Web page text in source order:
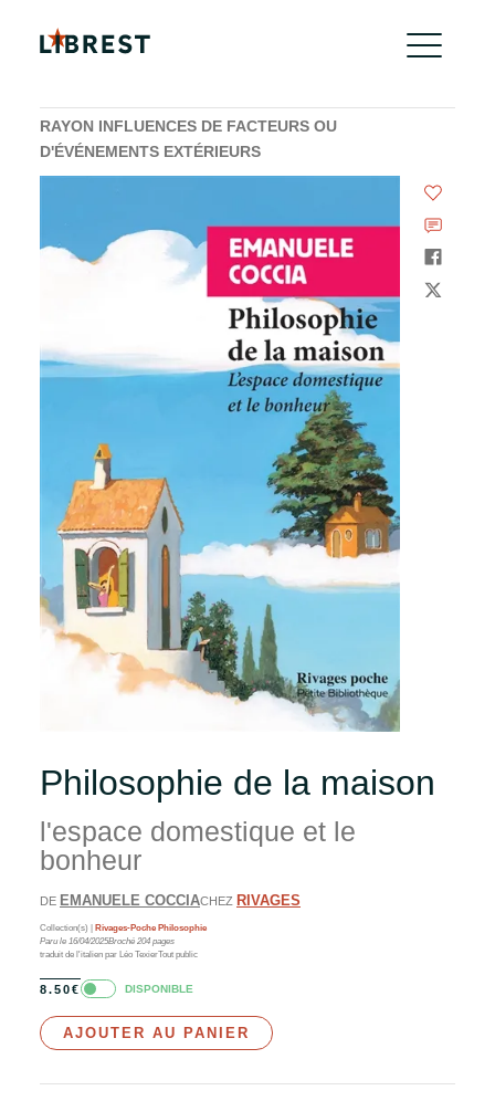
RAYON INFLUENCES DE FACTEURS OU
D'ÉVÉNEMENTS EXTÉRIEURS
Philosophie de la maison
l'espace domestique et le
bonheur
DE EMANUELE COCCIACHEZ RIVAGES
Collection(s) | Rivages-Poche Philosophie
Paru le 16/04/2025Broché 204 pages
traduit de l'italien par Léo TexierTout public
8.50€ DISPONIBLE
AJOUTER AU PANIER